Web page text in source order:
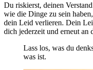
Du riskierst, deinen
wie die Dinge zu sein
dein Leid verlieren. Dein
dich jederzeit und erneut an
Lass los, was du
was ist.